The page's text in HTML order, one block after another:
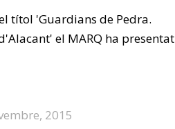
títol 'Guardians de Pedra.
el MARQ ha presentat
2015